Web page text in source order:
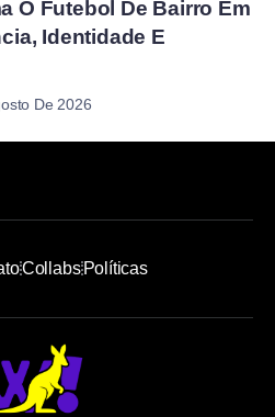
O Futebol De Bairro Em
Identidade E
De 2026
CollabsPolíticas